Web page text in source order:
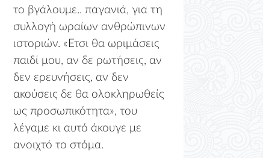
το βγάλουμε.. παγανιά, για τη
συλλογή ωραίων ανθρώπινων
ιστοριών. «Ετσι θα ωριμάσεις
παιδί μου, αν δε ρωτήσεις, αν
δεν ερευνήσεις, αν δεν
ακούσεις δε θα ολοκληρωθείς
ως προσωπικότητα», του
λέγαμε κι αυτό άκουγε με
ανοιχτό το στόμα.